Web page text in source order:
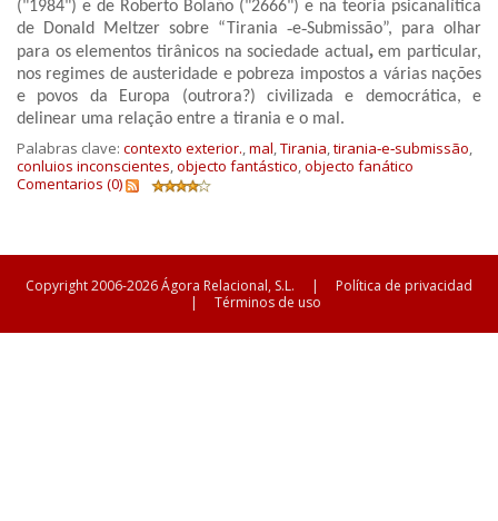
("1984") e de Roberto Bolaño ("2666") e na teoria psicanalítica
de Donald Meltzer sobre “Tirania ‐e‐Submissão”, para olhar
para os elementos tirânicos na sociedade actual ,em particular,
nos regimes deausteridade e pobreza impostos a várias nações
e povos da Europa (outrora?) civilizada e democrática, e
delinear uma relação entre a tirania e o mal.
Palabras clave: contexto exterior.,mal,Tirania,tirania‐e‐submissão,
conluios inconscientes,objecto fantástico,objecto fanático
Comentarios (0)
Copyright 2006-2026 Ágora Relacional, S.L. |
Política de privacidad
|
Términos de uso